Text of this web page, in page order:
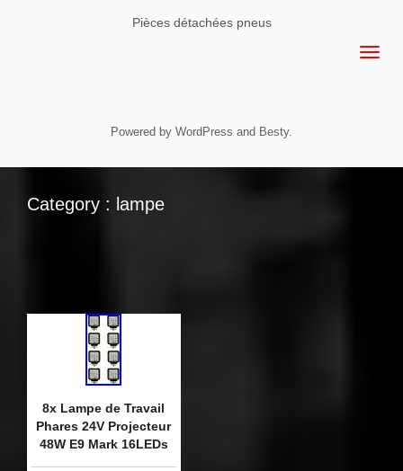
Pièces détachées pneus
Powered by WordPress and Besty.
Category : lampe
8x Lampe de Travail
Phares 24V Projecteur
48W E9 Mark 16LEDs